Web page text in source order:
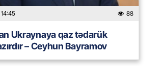
88
Ukraynaya qaz tədarük
– Ceyhun Bayramov